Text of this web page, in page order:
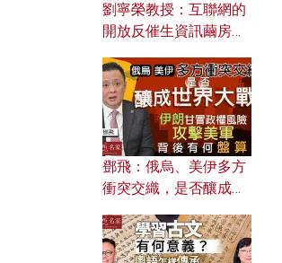
劉寧榮教授：互聯網的
開放反催生資訊繭房，
何避免遭AI演算法操
控？
鄧飛：俄烏、美伊多方
衝突交織，是否釀成世
風險攻擊美軍，背後有
何盤算？